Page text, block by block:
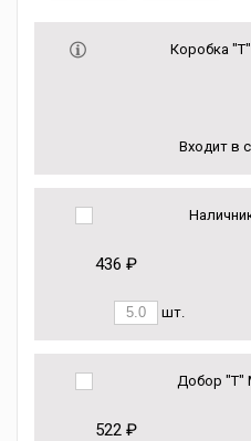
Коробка
Входит в
436 ₽
шт.
Добор "Т"
522 ₽